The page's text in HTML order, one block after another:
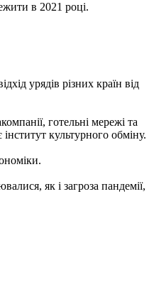
в 2021 році.
урядів різних країн від
готельні мережі та
культурного обміну.
як і загроза пандемії,